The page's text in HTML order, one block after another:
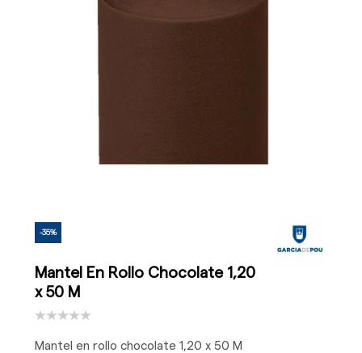
-35%
Mantel En Rollo Chocolate 1,20
x 50 M
Mantel en rollo chocolate 1,20 x 50 M